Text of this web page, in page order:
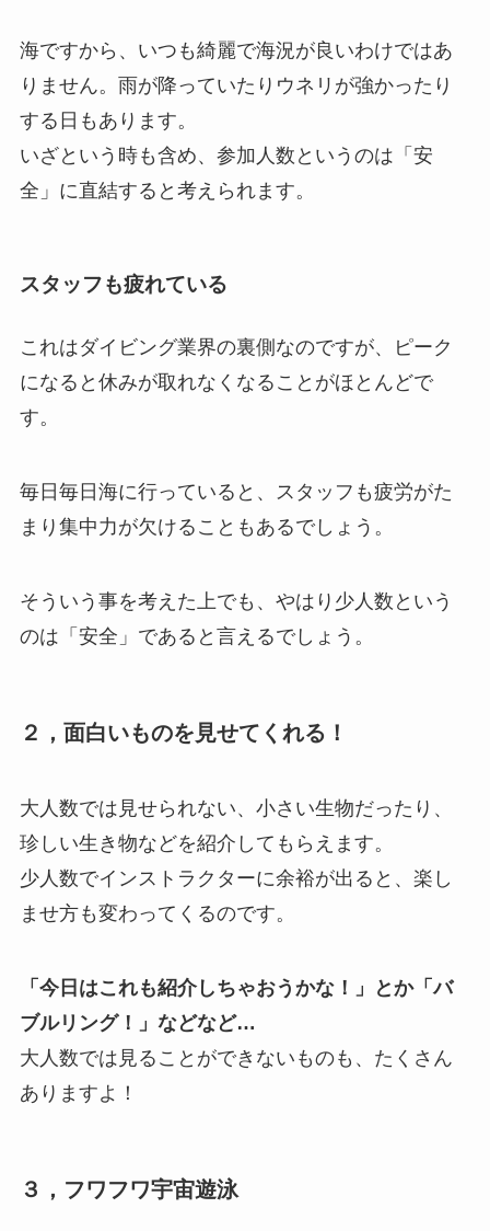
海ですから、いつも綺麗で海況が良いわけではあ
りません。雨が降っていたりウネリが強かったり
する日もあります。
いざという時も含め、参加人数というのは「安
全」に直結すると考えられます。
スタッフも疲れている
これはダイビング業界の裏側なのですが、ピーク
になると休みが取れなくなることがほとんどで
す。
毎日毎日海に行っていると、スタッフも疲労がた
まり集中力が欠けることもあるでしょう。
そういう事を考えた上でも、やはり少人数という
のは「安全」であると言えるでしょう。
２，面白いものを見せてくれる！
大人数では見せられない、小さい生物だったり、
珍しい生き物などを紹介してもらえます。
少人数でインストラクターに余裕が出ると、楽し
ませ方も変わってくるのです。
「今日はこれも紹介しちゃおうかな！」とか「バ
ブルリング！」などなど…
大人数では見ることができないものも、たくさん
ありますよ！
３，フワフワ宇宙遊泳